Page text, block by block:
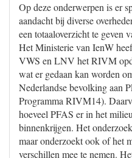
Op deze onderwerpen is er
aandacht bij diverse
een totaaloverzicht te geven
Het Ministerie van IenW
VWS en LNV het RIVM
wat er gedaan kan worden
Nederlandse bevolking aan
Programma RIVM14).
hoeveel PFAS er in het
binnenkrijgen. Het
maar onderzoekt ook of het
verschillen mee te nemen.